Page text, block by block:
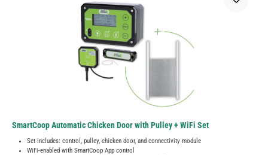
SmartCoop Automatic Chicken Door with Pulley + WiFi Set
Set includes: control, pulley, chicken door, and connectivity module
WiFi-enabled with SmartCoop App control